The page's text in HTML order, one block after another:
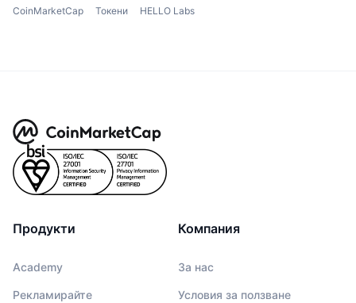
CoinMarketCap Токени HELLO Labs
Продукти
Academy
Рекламирайте
Компания
За нас
Условия за ползване